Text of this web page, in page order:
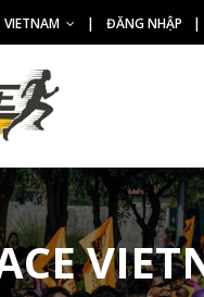
VIETNAM | ĐĂNG NHẬP |